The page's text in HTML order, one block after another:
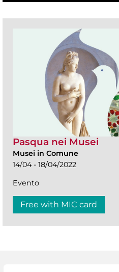
Pasqua nei Musei
Musei in Comune
14/04 - 18/04/2022
Evento
Free with MIC card